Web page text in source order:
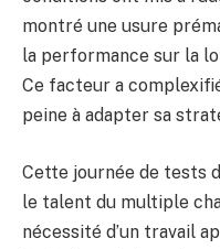
montré une usure
la performance sur la
Ce facteur a
peine à adapter sa
Cette journée de tests
le talent du multiple
nécessité d’un travail